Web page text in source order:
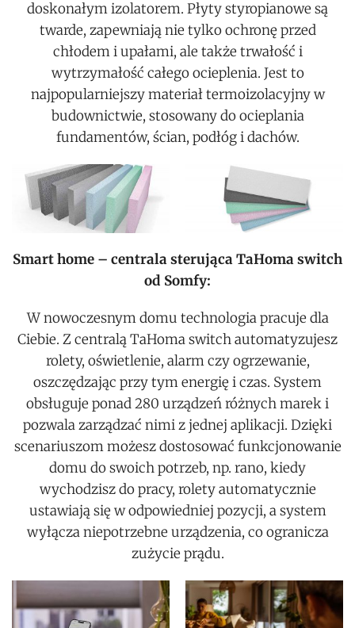
doskonałym izolatorem. Płyty styropianowe są
twarde, zapewniają nie tylko ochronę przed
chłodem i upałami, ale także trwałość i
wytrzymałość całego ocieplenia. Jest to
najpopularniejszy materiał termoizolacyjny w
budownictwie, stosowany do ocieplania
fundamentów, ścian, podłóg i dachów.
Smart home – centrala sterującaTaHoma switch
od Somfy:
W nowoczesnym domu technologia pracuje dla
Ciebie. Z centralą TaHoma switch automatyzujesz
rolety, oświetlenie, alarm czy ogrzewanie,
oszczędzając przy tym energię i czas. System
obsługuje ponad 280 urządzeń różnych marek i
pozwala zarządzać nimi z jednej aplikacji. Dzięki
scenariuszom możesz dostosować funkcjonowanie
domu do swoich potrzeb, np. rano, kiedy
wychodzisz do pracy, rolety automatycznie
ustawiają się w odpowiedniej pozycji, a system
wyłącza niepotrzebne urządzenia, co ogranicza
zużycie prądu.